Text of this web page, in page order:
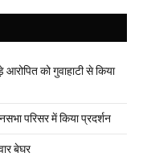
को गुवाहाटी से किया
परिसर में किया प्रदर्शन
बेघर